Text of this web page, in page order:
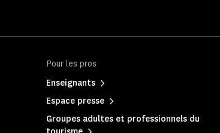
Pour les pros
Enseignants
Espace presse
Groupes adultes et professionnels du